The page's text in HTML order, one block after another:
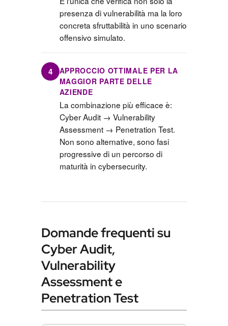
presenza di vulnerabilità ma la loro
concreta sfruttabilità in uno scenario
offensivo simulato.
4
APPROCCIO OTTIMALE PER LA
MAGGIOR PARTE DELLE
AZIENDE
La combinazione più efficace è:
Cyber Audit → Vulnerability
Assessment → Penetration Test.
Non sono alternative, sono fasi
progressive di un percorso di
maturità in cybersecurity.
Domande frequenti su
Cyber Audit,
Vulnerability
Assessment e
Penetration Test